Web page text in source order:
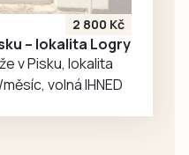
nezávislé ocenění
klubu a jeho…
2 800 Kč
Pronájem garáže v Pisku – lokalita Logry
v Pisku, lokalita
volná IHNED